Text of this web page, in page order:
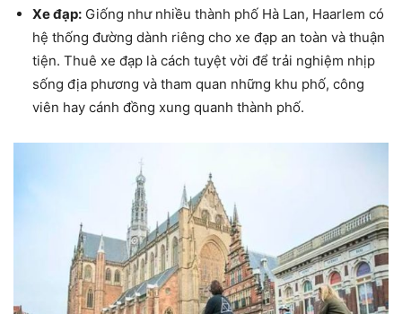
Xe đạp: Giống như nhiều thành phố Hà Lan, Haarlem có
hệ thống đường dành riêng cho xe đạp an toàn và thuận
tiện. Thuê xe đạp là cách tuyệt vời để trải nghiệm nhịp
sống địa phương và tham quan những khu phố, công
viên hay cánh đồng xung quanh thành phố.